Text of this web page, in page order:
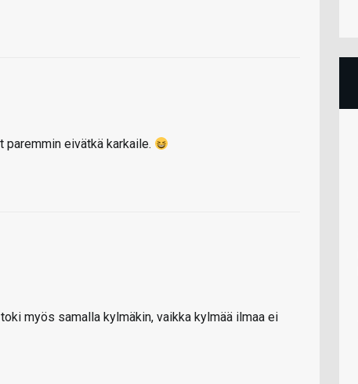
eivätkä karkaile.
myös samalla kylmäkin, vaikka kylmää ilmaa ei